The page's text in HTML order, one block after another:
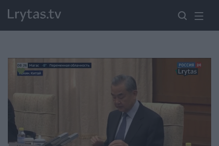
Paremkite Ukrainą